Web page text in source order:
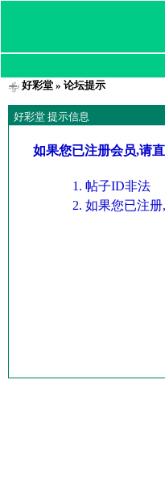
好彩堂» 论坛提示
好彩堂 提示信息
如果您已注册会员,请
帖子ID非法
如果您已注